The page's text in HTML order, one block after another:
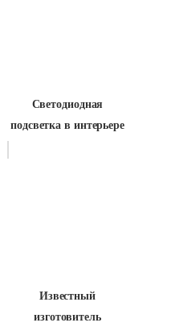
Светодиодная
подсветка в интерьере
Известный
изготовитель